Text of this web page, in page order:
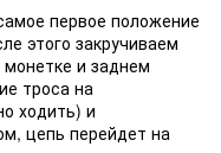
первое положение
этого закручиваем
и заднем
троса на
ходить) и
цепь перейдет на